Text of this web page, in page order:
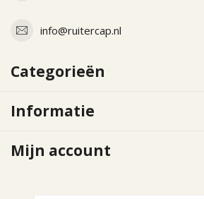
info@ruitercap.nl
Categorieën
Informatie
Mijn account